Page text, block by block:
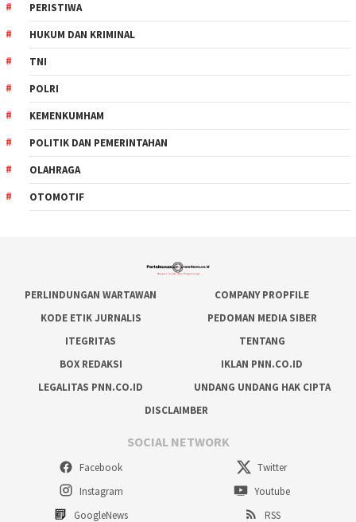
PERISTIWA
HUKUM DAN KRIMINAL
TNI
POLRI
KEMENKUMHAM
POLITIK DAN PEMERINTAHAN
OLAHRAGA
OTOMOTIF
PERLINDUNGAN WARTAWAN
COMPANY PROPFILE
KODE ETIK JURNALIS
PEDOMAN MEDIA SIBER
ITEGRITAS
TENTANG
BOX REDAKSI
IKLAN PNN.CO.ID
LEGALITAS PNN.CO.ID
UNDANG UNDANG HAK CIPTA
DISCLAIMBER
SOCIAL NETWORK
Facebook
Twitter
Instagram
Youtube
GoogleNews
RSS